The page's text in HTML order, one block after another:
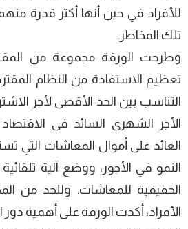
للأفراد في حين أنها أكثر قدرة
تلك المخاطر.
وطرحت الورقة مجموعة من
تعظيم الاستفادة من النظام
التناسب بين الحد الأقصى لأجر
الأجر الشهري السائد في
العائد على أموال المعاشات التي
النمو في الأجور، ووضع آلية
الحقيقية للمعاشات. وللحد من
الأفراد، أكدت الورقة على أهمية